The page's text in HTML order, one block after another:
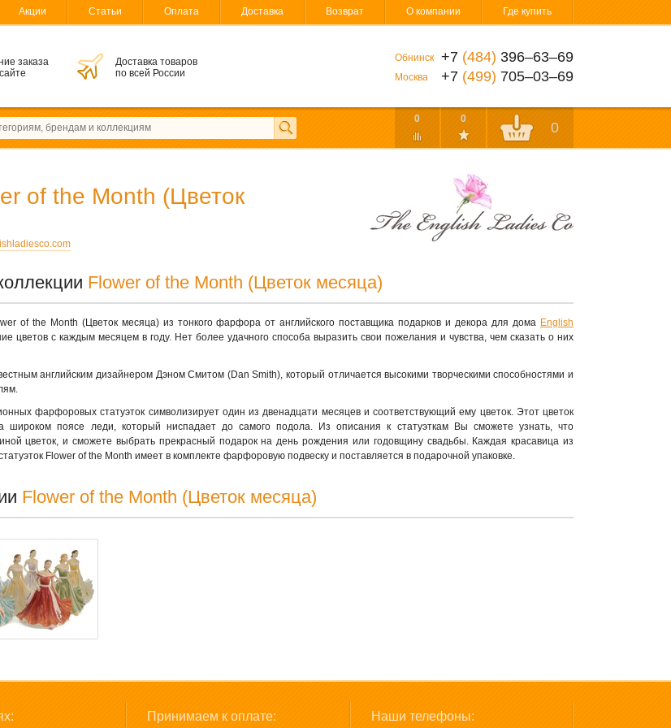
Акции Статьи Оплата Доставка Возврат О компании Где купить
заказа
Доставка товаров
по всей России
Обнинск +7 (484) 396‒63‒69
Москва +7 (499) 705‒03‒69
0 0
0
of the Month (Цветок
Flower of the Month (Цветок месяца)
of the Month (Цветок месяца) из тонкого фарфора от английского поставщика подарков и декора для дома English
цветов с каждым месяцем в году. Нет более удачного способа выразить свои пожелания и чувства, чем сказать о них
английским дизайнером Дэном Смитом (Dan Smith), который отличается высокими творческими способностями и
фарфоровых статуэток символизирует один из двенадцати месяцев и соответствующий ему цветок. Этот цветок
широком поясе леди, который ниспадает до самого подола. Из описания к статуэткам Вы сможете узнать, что
цветок, и сможете выбрать прекрасный подарок на день рождения или годовщину свадьбы. Каждая красавица из
Flower of the Month имеет в комплекте фарфоровую подвеску и поставляется в подарочной упаковке.
Flower of the Month (Цветок месяца)
Принимаем к оплате: Наши телефоны: